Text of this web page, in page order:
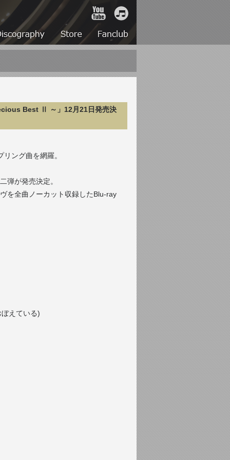
iTunes
YouTube
Discography
Store Fanclub
Best Ⅱ ～」12月21日発売決
ング曲を網羅。
弾が発売決定。
を全曲ノーカット収録したBlu-ray
えている)